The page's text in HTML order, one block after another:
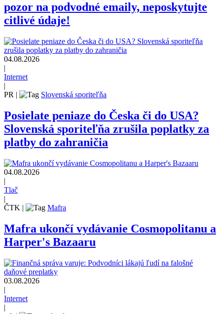
pozor na podvodné emaily, neposkytujte
citlivé údaje!
04.08.2026
|
Internet
|
PR | Slovenská sporiteľňa
Posielate peniaze do Česka či do USA?
Slovenská sporiteľňa zrušila poplatky za
platby do zahraničia
04.08.2026
|
Tlač
|
ČTK | Mafra
Mafra ukončí vydávanie Cosmopolitanu a
Harper's Bazaaru
03.08.2026
|
Internet
|